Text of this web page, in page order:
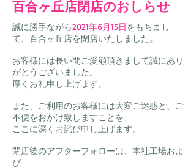
百合ヶ丘店閉店のおしらせ
誠に勝手ながら2021年6月15日をもちまし
て、百合ヶ丘店を閉店いたしました。
お客様には長い間ご愛顧頂きまして誠にあり
がとうございました。
厚くお礼申し上げます。
また、ご利用のお客様には大変ご迷惑と、ご
不便をおかけ致しますことを、
ここに深くお詫び申し上げます。
閉店後のアフターフォローは、本社工場およ
び